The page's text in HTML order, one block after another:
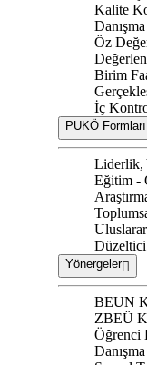
Kalite
Öz
Birim
İç
PUKÖ Formları
Liderlik,
Eğitim -
Yönergeler
BEUN
ZBEÜ
Öğrenci